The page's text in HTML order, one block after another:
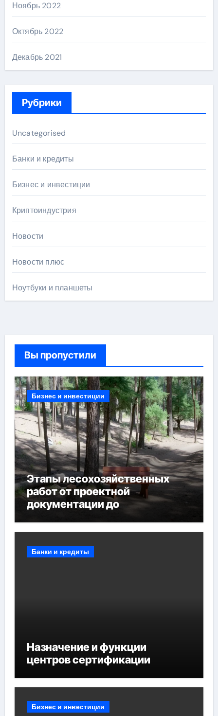
Ноябрь 2022
Октябрь 2022
Декабрь 2021
Рубрики
Uncategorised
Банки и кредиты
Бизнес и инвестиции
Криптоиндустрия
Новости
Новости плюс
Ноутбуки и планшеты
Вы пропустили
Бизнес и инвестиции
Этапы лесохозяйственных
работ от проектной
документации до
мероприятий и обустройства
Банки и кредиты
Назначение и функции
центров сертификации
Бизнес и инвестиции